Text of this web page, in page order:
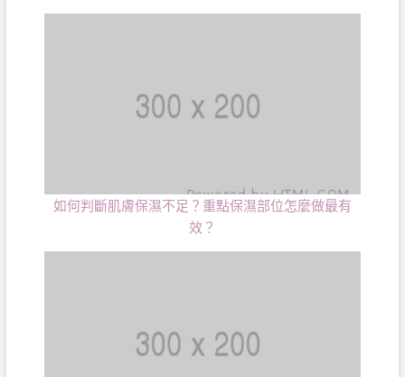
如何判斷肌膚保濕不足？重點保濕部位怎麼做最有
效？